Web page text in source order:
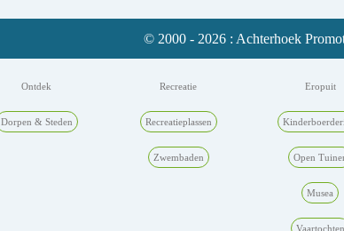
© 2000 - 2026 : Achterhoek
Ontdek
Dorpen & Steden
Recreatie
Recreatieplassen
Zwembaden
Eropuit
Open
Musea
Vaartochten